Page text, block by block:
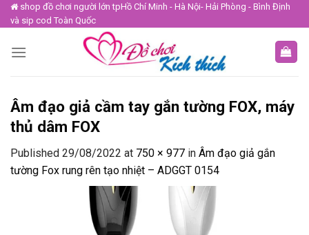
Skip
to
shop đồ chơi người lớn tpHồ Chí Minh - Hà Nội- Hải Phòng - Bình Định
và sip cod Toàn Quốc
Âm đạo giả cầm tay gắn tường FOX, máy
thủ dâm FOX
Published 29/08/2022 at 750 × 977 in Âm đạo giả gắn
tường Fox rung rên tạo nhiệt – ADGGT 0154